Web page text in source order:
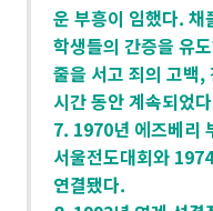
운 부흥이 임했다. 채
학생들의 간증을 유
줄을 서고 죄의 고백
시간 동안 계속되었
7. 1970년 에즈베리
서울전도대회와
연결됐다.